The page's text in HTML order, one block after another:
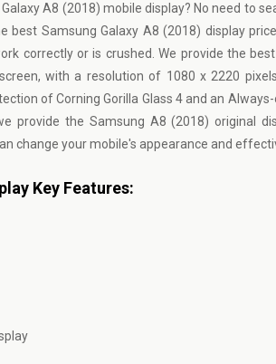
Galaxy A8 (2018) mobile display? No need to
best Samsung Galaxy A8 (2018) display
correctly or is crushed. We provide the
with a resolution of 1080 x 2220
of Corning Gorilla Glass 4 and an
provide the Samsung A8 (2018) original
change your mobile's appearance and
Key Features: